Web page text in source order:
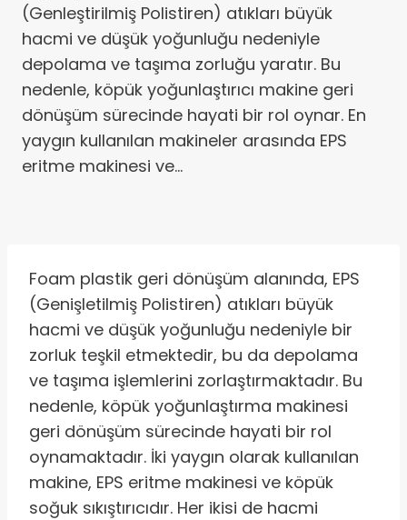
(Genleştirilmiş Polistiren) atıkları büyük
hacmi ve düşük yoğunluğu nedeniyle
depolama ve taşıma zorluğu yaratır. Bu
nedenle, köpük yoğunlaştırıcı makine geri
dönüşüm sürecinde hayati bir rol oynar. En
yaygın kullanılan makineler arasında EPS
eritme makinesi ve…
Foam plastik geri dönüşüm alanında, EPS
(Genişletilmiş Polistiren) atıkları büyük
hacmi ve düşük yoğunluğu nedeniyle bir
zorluk teşkil etmektedir, bu da depolama
ve taşıma işlemlerini zorlaştırmaktadır. Bu
nedenle, köpük yoğunlaştırma makinesi
geri dönüşüm sürecinde hayati bir rol
oynamaktadır. İki yaygın olarak kullanılan
makine, EPS eritme makinesi ve köpük
soğuk sıkıştırıcıdır. Her ikisi de hacmi